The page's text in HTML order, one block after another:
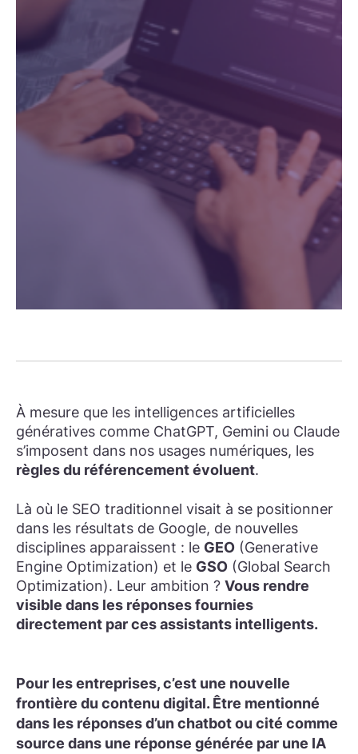
À mesure que les intelligences artificielles
génératives comme ChatGPT, Gemini ou Claude
s’imposent dans nos usages numériques, les
règles du référencement évoluent.
Là où le SEO traditionnel visait à se positionner
dans les résultats de Google, de nouvelles
disciplines apparaissent : le GEO (Generative
Engine Optimization) et le GSO (Global Search
Optimization). Leur ambition ? Vous rendre
visible dans les réponses fournies
directement par ces assistants intelligents.
Pour les entreprises, c’est une nouvelle
frontière du contenu digital. Être mentionné
dans les réponses d’un chatbot ou cité comme
source dans une réponse générée par une IA